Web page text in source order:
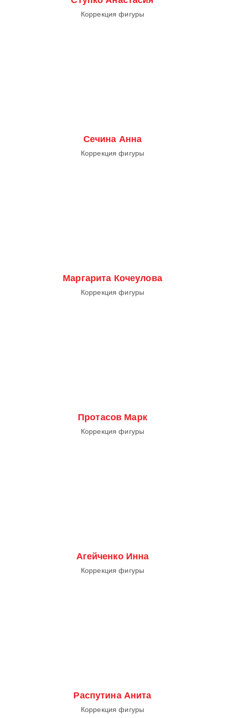
Коррекция фигуры
Сечина Анна
Коррекция фигуры
Маргарита Кочеулова
Коррекция фигуры
Протасов Марк
Коррекция фигуры
Агейченко Инна
Коррекция фигуры
Распутина Анита
Коррекция фигуры